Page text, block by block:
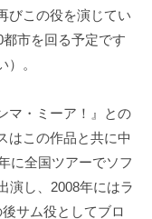
びこの役を演じてい
市を回る予定です
）。
マ・ミーア！』との
はこの作品と共に中
に全国ツアーでソフ
演し、2008年にはラ
サム役としてブロ